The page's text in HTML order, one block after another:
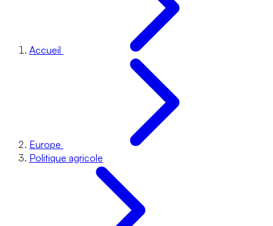
Accueil
Europe
Politique agricole